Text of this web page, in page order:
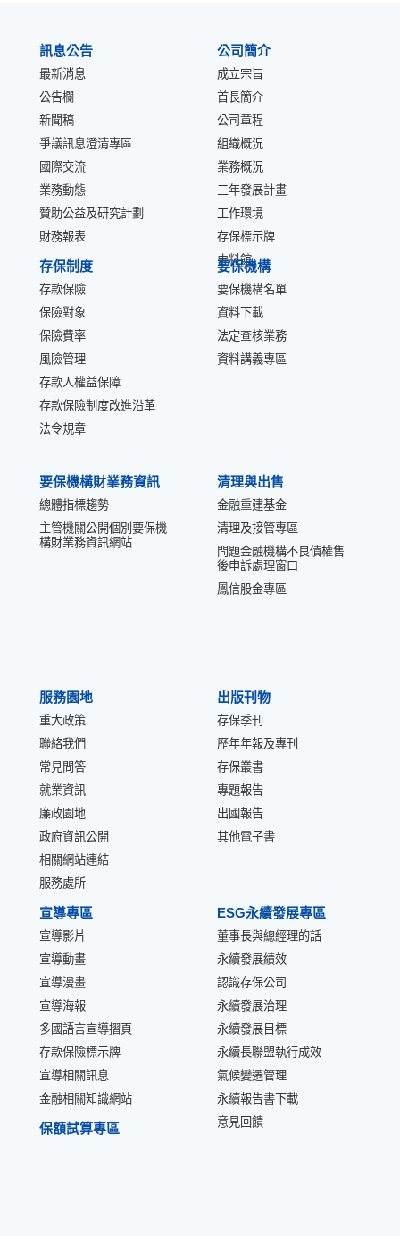
訊息公告
最新消息
公告欄
新聞稿
爭議訊息澄清專區
國際交流
業務動態
贊助公益及研究計劃
財務報表
公司簡介
成立宗旨
首長簡介
公司章程
組織概況
業務概況
三年發展計畫
工作環境
存保標示牌
史料館
存保制度
存款保險
保險對象
保險費率
風險管理
存款人權益保障
存款保險制度改進沿革
法令規章
要保機構
要保機構名單
資料下載
法定查核業務
資料講義專區
要保機構財業務資訊
總體指標趨勢
主管機關公開個別要保機
構財業務資訊網站
清理與出售
金融重建基金
清理及接管專區
問題金融機構不良債權售
後申訴處理窗口
鳳信股金專區
服務園地
重大政策
聯絡我們
常見問答
就業資訊
廉政園地
政府資訊公開
相關網站連結
服務處所
出版刊物
存保季刊
歷年年報及專刊
存保叢書
專題報告
出國報告
其他電子書
宣導專區
宣導影片
宣導動畫
宣導漫畫
宣導海報
多國語言宣導摺頁
存款保險標示牌
宣導相關訊息
金融相關知識網站
ESG永續發展專區
董事長與總經理的話
永續發展績效
認識存保公司
永續發展治理
永續發展目標
永續長聯盟執行成效
氣候變遷管理
永續報告書下載
意見回饋
保額試算專區